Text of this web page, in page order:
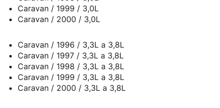
Caravan / 1999 / 3,0L
Caravan / 2000 / 3,0L
Caravan / 1996 / 3,3L a 3,8L
Caravan / 1997 / 3,3L a 3,8L
Caravan / 1998 / 3,3L a 3,8L
Caravan / 1999 / 3,3L a 3,8L
Caravan / 2000 / 3,3L a 3,8L